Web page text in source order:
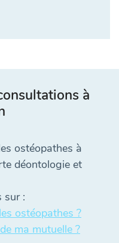
à
ostéopathes à
déontologie et
sur :
ostéopathes ?
ma mutuelle ?